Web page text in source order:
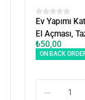
Geleneksel